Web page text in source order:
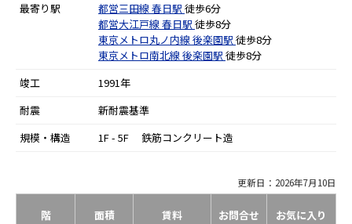
最寄り駅
都営三田線春日駅 徒歩6分
都営大江戸線春日駅 徒歩8分
東京メトロ丸ノ内線後楽園駅 徒歩8分
東京メトロ南北線後楽園駅 徒歩8分
竣工
1991年
耐震
新耐震基準
規模・構造
1F - 5F 鉄筋コンクリート造
更新日：2026年7月10日
階 面積 賃料 お問合せ お気に入り